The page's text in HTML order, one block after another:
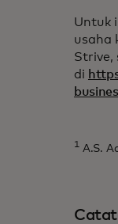
Untuk
usaha
Strive,
di
1A.S.